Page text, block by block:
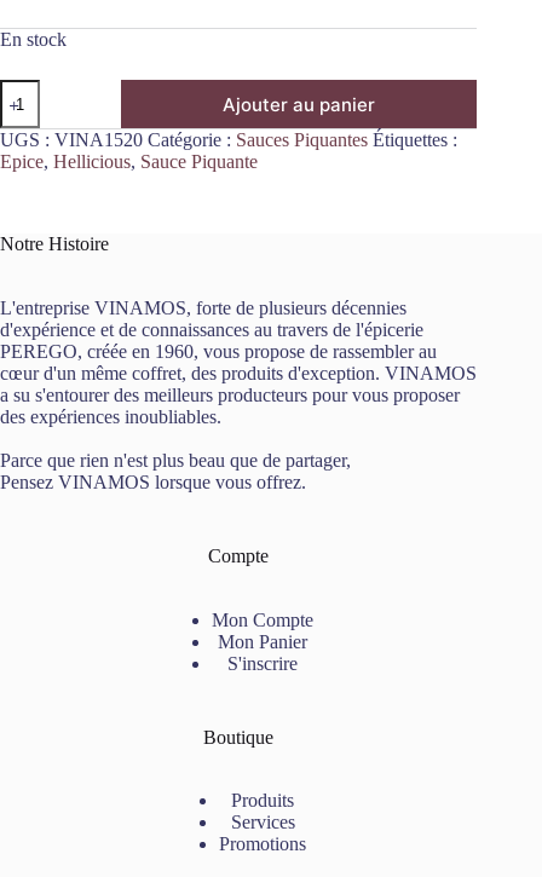
En stock
quantité
de
Sauce
Barbecue
Moutarde
Hellicious
Ajouter au panier
UGS : VINA1520 Catégorie : Sauces Piquantes Étiquettes :
Epice, Hellicious, Sauce Piquante
Notre Histoire
L'entreprise VINAMOS, forte de plusieurs décennies
d'expérience et de connaissances au travers de l'épicerie
PEREGO, créée en 1960, vous propose de rassembler au
cœur d'un même coffret, des produits d'exception. VINAMOS
a su s'entourer des meilleurs producteurs pour vous proposer
des expériences inoubliables.
Parce que rien n'est plus beau que de partager,
Pensez VINAMOS lorsque vous offrez.
Compte
Mon Compte
Mon Panier
S'inscrire
Boutique
Produits
Services
Promotions